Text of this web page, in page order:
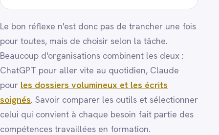
Le bon réflexe n'est donc pas de trancher une fois
pour toutes, mais de choisir selon la tâche.
Beaucoup d'organisations combinent les deux :
ChatGPT pour aller vite au quotidien, Claude
pour les dossiers volumineux et les écrits
soignés. Savoir comparer les outils et sélectionner
celui qui convient à chaque besoin fait partie des
compétences travaillées en formation.